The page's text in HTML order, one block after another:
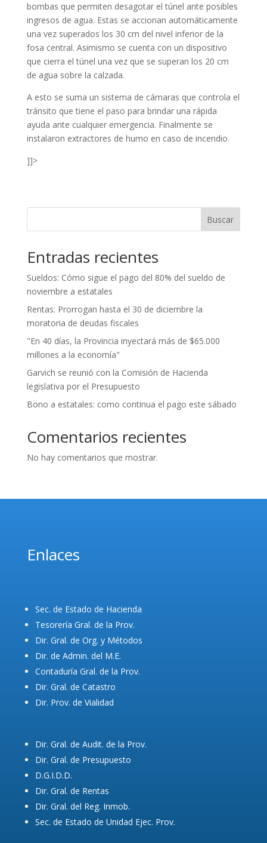
bombas que permiten desagotar el túnel ante posibles
ingresos de agua. Estas se accionan automáticamente
una vez superados los 30 cm del nivel inferior de la
fosa central. Asimismo se cuenta con un dispositivo
que cierra el túnel una vez que se superan los 20 cm
de agua sobre la calzada.
A esto se suma un sistema de cámaras que controla el
tránsito que tiene el paso para brindar una rápida
ayuda ante cualquier emergencia. Finalmente se
instalaron extractores de humo en caso de incendio.
]]>
Buscar
Entradas recientes
Sueldos: Cómo sigue el pago del 80% del sueldo de
noviembre a estatales
Rentas: Prorrogan hasta el 30 de diciembre la
moratoria de deudas fiscales
"En 40 días, la Provincia inyectará más de $65.000
millones a la economía"
Garvich se reunió con la Comisión de Hacienda
legislativa por el Presupuesto
Bono a estatales: como continua el pago este sábado
Comentarios recientes
No hay comentarios que mostrar.
Enlaces
Sec. de Estado de Hacienda
Tesorería Gral. de la Prov.
Dir. Gral. de Org. y Métodos
Dir. de Admin. del M.E.
Contaduría Gral. de la Prov.
Dir. Gral. de Catastro
Dir. Prov. de Vialidad
Dir. Gral. de Audit. de la Prov.
Dir. Gral. de Presupuesto
D.G.I.D.D.
Dir. Gral. de Rentas
Dir. Gral. del Reg. Inmob.
Sec. de Estado de Unidad Ejec. Prov.